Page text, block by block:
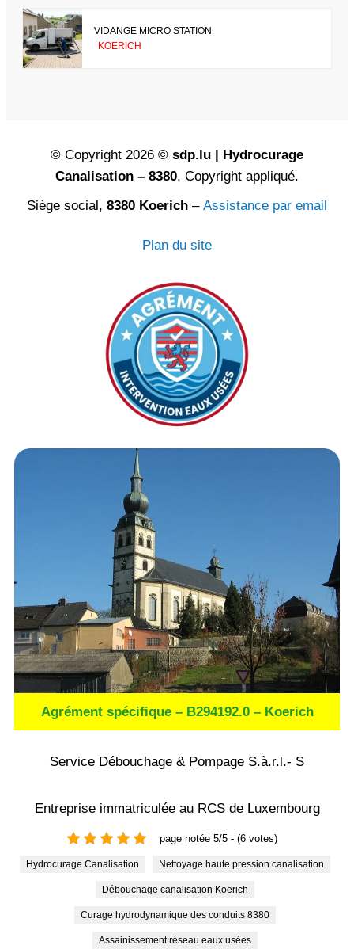
VIDANGE MICRO STATION
KOERICH
© Copyright 2026 © sdp.lu | Hydrocurage
Canalisation – 8380. Copyright appliqué.
Siège social, 8380 Koerich – Assistance par email
Plan du site
Agrément spécifique – B294192.0 – Koerich
Service Débouchage & Pompage S.à.r.l.- S
Entreprise immatriculée au RCS de Luxembourg
page notée 5/5 - (6 votes)
Hydrocurage Canalisation Nettoyage haute pression canalisation
Débouchage canalisation Koerich
Curage hydrodynamique des conduits 8380
Assainissement réseau eaux usées